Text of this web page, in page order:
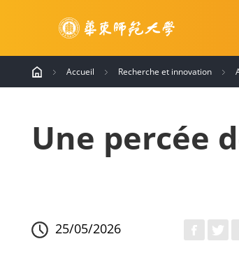
Accueil Recherche et innovation
Une percée
25/05/2026